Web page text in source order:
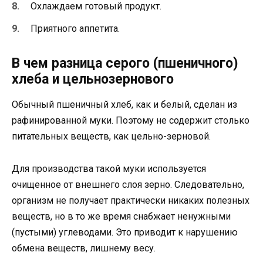
Охлаждаем готовый продукт.
Приятного аппетита.
В чем разница серого (пшеничного)
хлеба и цельнозернового
Обычный пшеничный хлеб, как и белый, сделан из
рафинированной муки. Поэтому не содержит столько
питательных веществ, как цельно-зерновой.
Для производства такой муки используется
очищенное от внешнего слоя зерно. Следовательно,
организм не получает практически никаких полезных
веществ, но в то же время снабжает ненужными
(пустыми) углеводами. Это приводит к нарушению
обмена веществ, лишнему весу.